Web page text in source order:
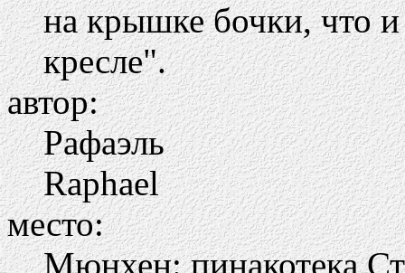
на крышке бочки, что
кресле".
автор:
Рафаэль
Raphael
место:
Мюнхен: пинакотека